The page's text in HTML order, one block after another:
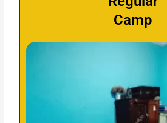
Camp